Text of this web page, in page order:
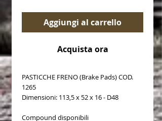
Aggiungi al carrello
Acquista ora
PASTICCHE FRENO (Brake Pads) COD.
1265
Dimensioni: 113,5 x 52 x 16 - D48
Compound disponibili